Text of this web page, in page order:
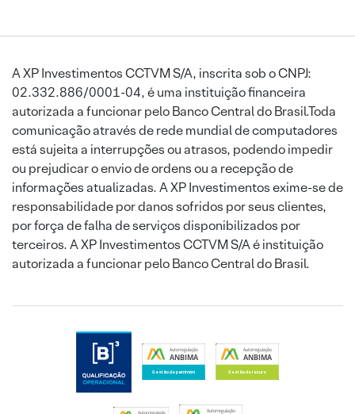
A XP Investimentos CCTVM S/A, inscrita sob o CNPJ:
02.332.886/0001-04, é uma instituição financeira
autorizada a funcionar pelo Banco Central do Brasil.Toda
comunicação através de rede mundial de computadores
está sujeita a interrupções ou atrasos, podendo impedir
ou prejudicar o envio de ordens ou a recepção de
informações atualizadas. A XP Investimentos exime-se de
responsabilidade por danos sofridos por seus clientes,
por força de falha de serviços disponibilizados por
terceiros. A XP Investimentos CCTVM S/A é instituição
autorizada a funcionar pelo Banco Central do Brasil.